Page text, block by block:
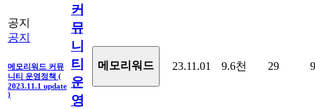
공지
공지
메모리워드 커뮤
니티 운영정책 (
2023.11.1 update
)
커
뮤
니
티
운
영
메모리워드 23.11.01 9.6천 29 9